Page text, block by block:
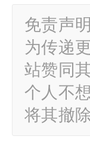
免责声
为传递
站赞同
个人不
将其撤除